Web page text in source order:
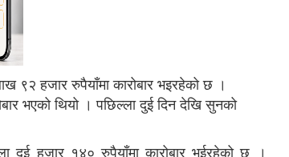
९२ हजार रुपैयाँमा कारोबार भइरहेको छ ।
भएको थियो । पछिल्ला दुई दिन देखि सुनको
दुई हजार १४० रुपैयाँमा कारोबार भईरहेको छ ।